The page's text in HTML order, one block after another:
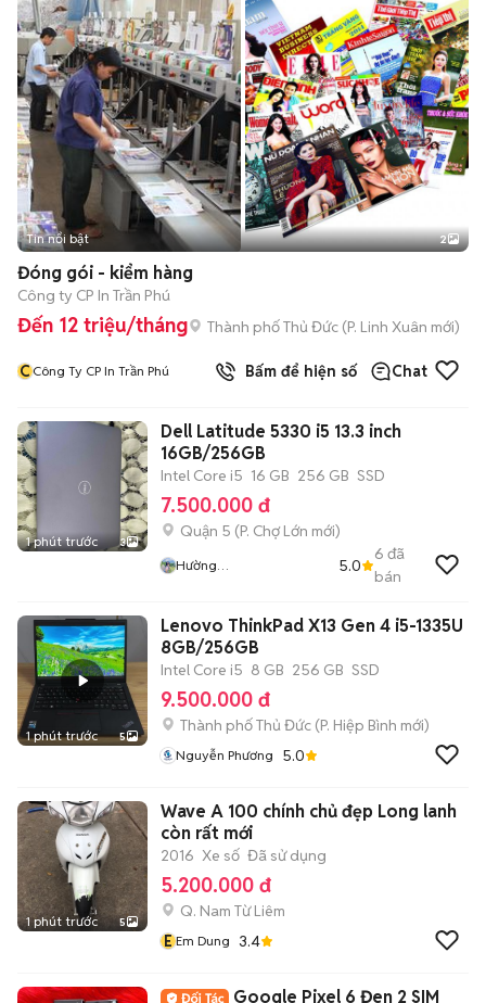
Tin nổi bật 2
Đóng gói - kiểm hàng
Công ty CP In Trần Phú
Đến 12 triệu/tháng Thành phố Thủ Đức (P. Linh Xuân mới)
CCông Ty CP In Trần Phú Bấm để hiện số Chat
1 phút trước 3
Dell Latitude 5330 i5 13.3 inch
16GB/256GB
Intel Core i5 16 GB 256 GB SSD
7.500.000 đ
Quận 5 (P. Chợ Lớn mới)
Hường
5.0
6 đã
bán
1 phút trước 5
Lenovo ThinkPad X13 Gen 4 i5-1335U
8GB/256GB
Intel Core i5 8 GB 256 GB SSD
9.500.000 đ
Thành phố Thủ Đức (P. Hiệp Bình mới)
Nguyễn Phương 5.0
1 phút trước 5
Wave A 100 chính chủ đẹp Long lanh
còn rất mới
2016 Xe số Đã sử dụng
5.200.000 đ
Q. Nam Từ Liêm
E Em Dung 3.4
Google Pixel 6 Đen 2 SIM